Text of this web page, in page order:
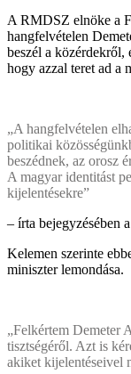
A RMDSZ elnöke a
hangfelvételen
beszél a közérdekről,
hogy azzal teret ad a
„A hangfelvételen
politikai
beszédnek, az orosz
A magyar identitást
kijelentésekre”
– írta bejegyzésében
Kelemen szerinte
miniszter lemondása.
„Felkértem Demeter
tisztségéről. Azt is
akiket kijelentéseivel